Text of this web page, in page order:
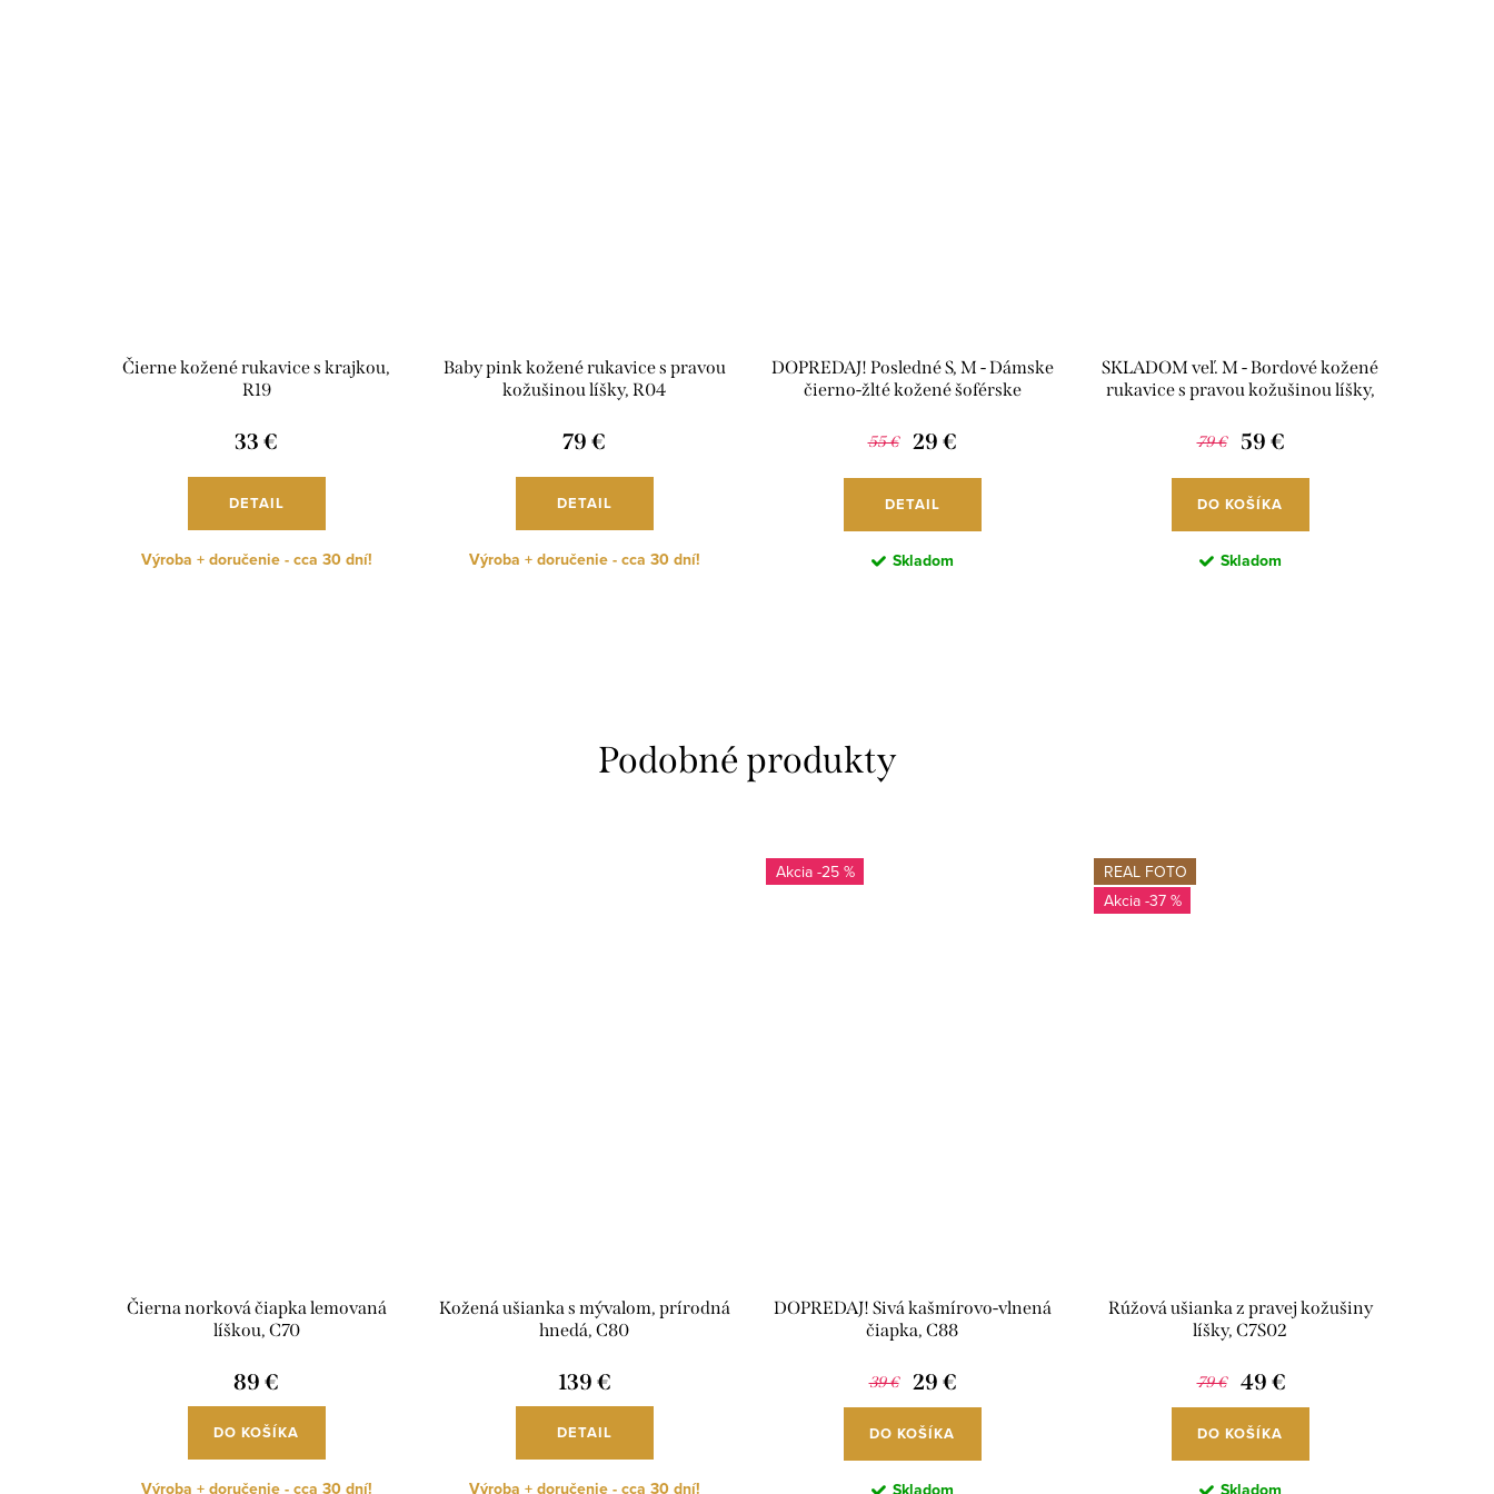
Čierne kožené rukavice s krajkou,
R19
33 €
DETAIL
Výroba + doručenie - cca 30 dní!
Baby pink kožené rukavice s pravou
kožušinou líšky, R04
79 €
DETAIL
Výroba + doručenie - cca 30 dní!
DOPREDAJ! Posledné S, M - Dámske
čierno-žlté kožené šoférske
55 € 29 €
DETAIL
Skladom
SKLADOM veľ. M - Bordové kožené
rukavice s pravou kožušinou líšky,
79 € 59 €
DO KOŠÍKA
Skladom
Čierna norková čiapka lemovaná
líškou, C70
89 €
DO KOŠÍKA
Výroba + doručenie - cca 30 dní!
Kožená ušianka s mývalom, prírodná
hnedá, C80
139 €
DETAIL
Výroba + doručenie - cca 30 dní!
-25 %
DOPREDAJ! Sivá kašmírovo-vlnená
čiapka, C88
39 € 29 €
DO KOŠÍKA
Skladom
REAL FOTO
-37 %
Rúžová ušianka z pravej kožušiny
líšky, C7S02
79 € 49 €
DO KOŠÍKA
Skladom